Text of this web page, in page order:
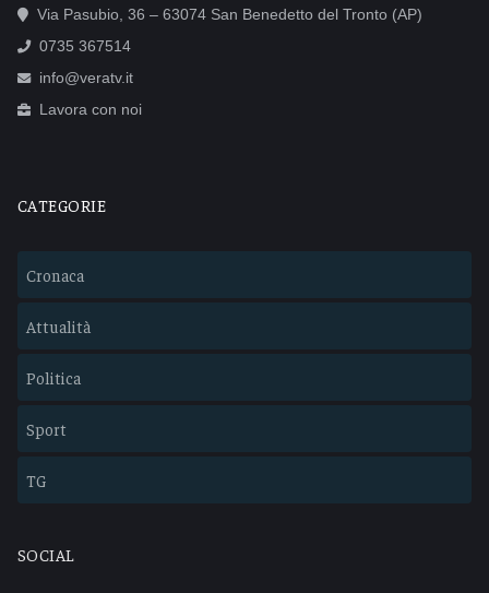
Via Pasubio, 36 – 63074 San Benedetto del Tronto (AP)
0735 367514
info@veratv.it
Lavora con noi
CATEGORIE
Cronaca
Attualità
Politica
Sport
TG
SOCIAL